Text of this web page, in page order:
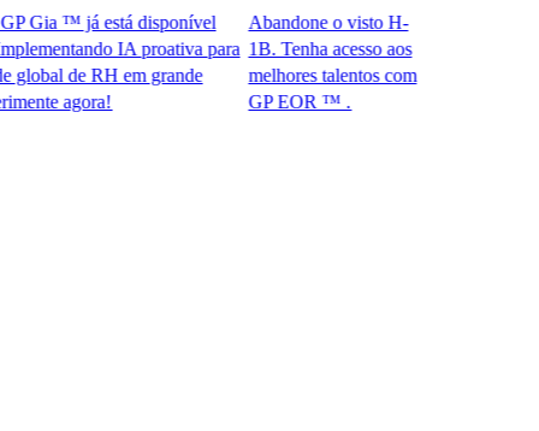
™ já está disponível
IA proativa para
de RH em grande
agora!​​
Abandone o visto H-
1B. Tenha acesso aos
melhores talentos com
GP EOR ™ .​​